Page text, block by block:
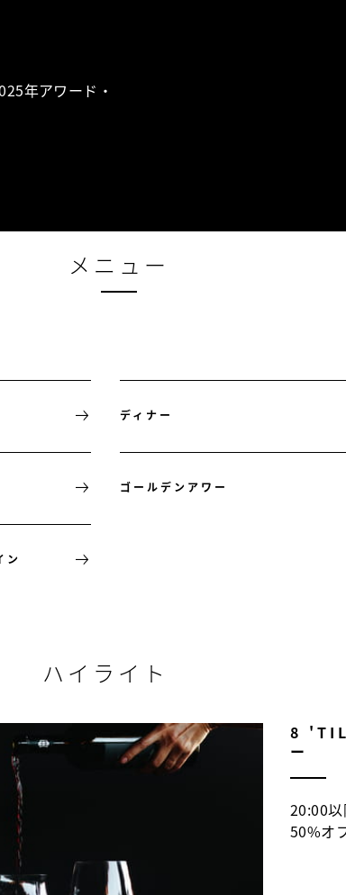
年アワード・
メニュー
ディナー
ゴールデンアワー
ン
ハイライト
8 'TIL
ー
20:00
50%オ